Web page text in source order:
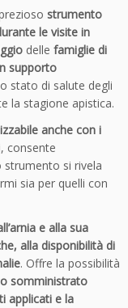
strumento
le visite in
delle famiglie di
supporto
stato di salute degli
la stagione apistica.
anche con i
consente
strumento si rivela
sia per quelli con
e alla sua
alla disponibilità di
. Offre la possibilità
somministrato
applicati e la